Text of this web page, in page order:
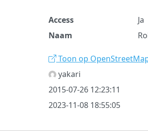
Access
Ja
Naam
Toon op
yakari
2015-07-26 12:23:11
2023-11-08 18:55:05